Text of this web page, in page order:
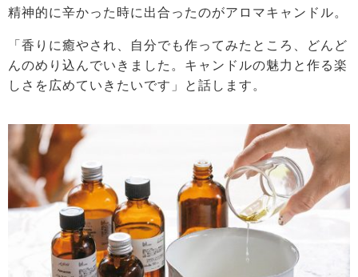
精神的に辛かった時に出合ったのがアロマキャンドル。
「香りに癒やされ、自分でも作ってみたところ、どんど
んのめり込んでいきました。キャンドルの魅力と作る楽
しさを広めていきたいです」と話します。